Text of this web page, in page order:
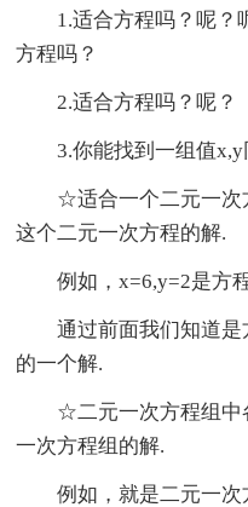
1.适合方程吗？呢？
方程吗？
2.适合方程吗？呢？
3.你能找到一组值
☆适合一个二元一次
这个二元一次方程的解.
例如，x=6,y=2是方
通过前面我们知道
的一个解.
☆二元一次方程组中
一次方程组的解.
例如，就是二元一次